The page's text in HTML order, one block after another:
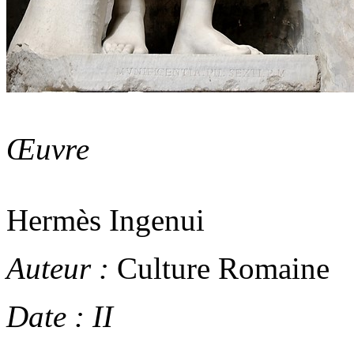
Œuvre
Hermès Ingenui
Auteur : Culture Romaine
Date : II